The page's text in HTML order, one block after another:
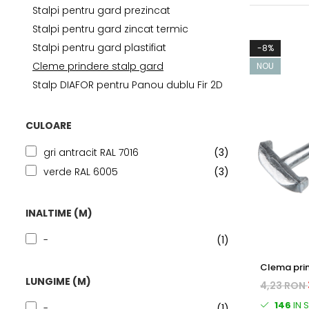
Stalpi pentru gard prezincat
Stalpi pentru gard zincat termic
Stalpi pentru gard plastifiat
Cleme prindere stalp gard
Stalp DIAFOR pentru Panou dublu Fir 2D
CULOARE
gri antracit RAL 7016
(3)
verde RAL 6005
(3)
INALTIME (M)
-
(1)
LUNGIME (M)
-8%
NOU
Clema
Tip T -
4,23 RON
146 IN